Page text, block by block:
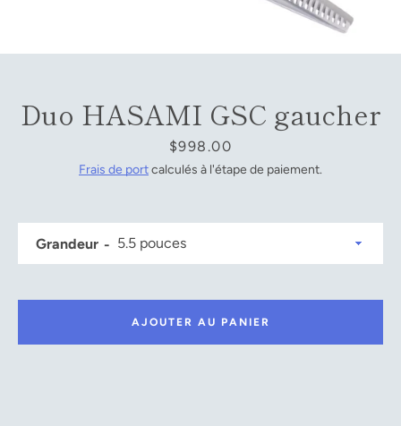
FacebookYouTube
Duo HASAMI GSC gaucher
Prix
$998.00
Frais de portcalculés à l'étape de paiement.
Grandeur
AJOUTER AU PANIER